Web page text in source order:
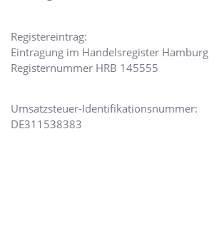
Registereintrag:
Eintragung im Handelsregister Hamburg
Registernummer HRB 145555
Umsatzsteuer-Identifikationsnummer:
DE311538383